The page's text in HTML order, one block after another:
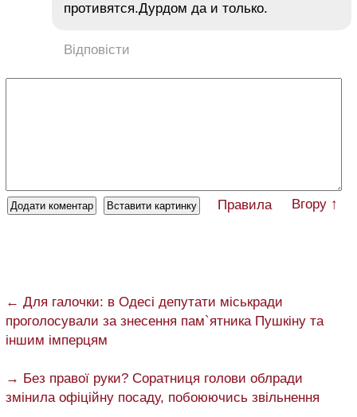
противятся.Дурдом да и только.
Відповісти
Правила Вгору ↑
← Для галочки: в Одесі депутати міськради
проголосували за знесення пам`ятника Пушкіну та
іншим імперцям
→ Без правої руки? Соратниця голови облради
змінила офіційну посаду, побоюючись звільнення